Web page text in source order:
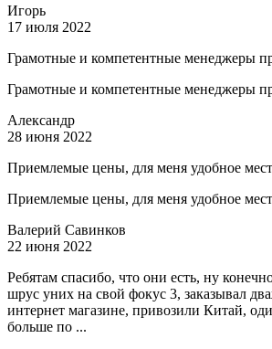
Игорь
17 июля 2022
Грамотные и компетентные менеджеры
Грамотные и компетентные менеджеры
Александр
28 июня 2022
Приемлемые цены, для меня удобное
Приемлемые цены, для меня удобное
Валерий Савинков
22 июня 2022
Ребятам спасибо, что они есть, ну
шрус уних на свой фокус 3, заказывал
интернет магазине, привозили Китай,
больше по ...